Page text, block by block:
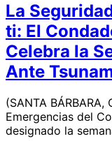
La
ti: El
Celebra la
Ante
(SANTA
Emergencias del
designado la